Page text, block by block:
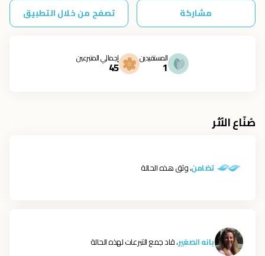
مشاركة تصفح من خلال التطبيق
المستفيدين
1
إجمالي المتبرعين
45
صُنّاع الأثر
تضامن، وثق هذه الحالة
بانه الصغير، قاد جمع التبرعات لهذه الحالة